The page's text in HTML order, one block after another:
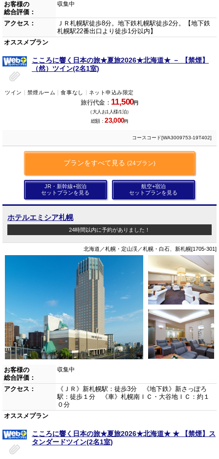
お客様の
総合評価：
収集中
アクセス：
ＪＲ札幌駅徒歩8分。地下鉄札幌駅徒歩2分。【地下鉄
札幌駅22番出口より徒歩1分以内】
オススメプラン
こころに響く日本の旅★夏旅2026★北海道★ － 【禁煙】
（然）ツイン(2名1室)
ツイン 禁煙ルーム 食事なし ネット申込み限定
旅行代金： 11,500円
（大人お1人様/1泊）
総額：23,000円
コースコード[WA3009753-19T402]
プランをすべて見る (24プラン)
JR・新幹線+宿泊
セットプランを見る
航空+宿泊
セットプランを見る
ホテルエミシア札幌
24時間以内に予約がありました！
北海道／札幌・定山渓／札幌・白石、新札幌[1705-301]
お客様の
総合評価：
収集中
アクセス：
《ＪＲ》新札幌駅：徒歩3分 《地下鉄》新さっぽろ
駅：徒歩１分 《車》札幌南ＩＣ・大谷地ＩＣ：約１
０分
オススメプラン
こころに響く日本の旅★夏旅2026★北海道★ ★ 【禁煙】ス
タンダードツイン(2名1室)